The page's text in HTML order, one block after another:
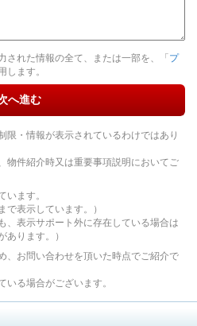
された情報の全て、または一部を、「 プ
します。
へ進む
限・情報が表示されているわけではあり
物件紹介時又は重要事項説明においてご
います。
で表示しています。）
、表示サポート外に存在している場合は
あります。）
、お問い合わせを頂いた時点でご紹介で
いる場合がございます。